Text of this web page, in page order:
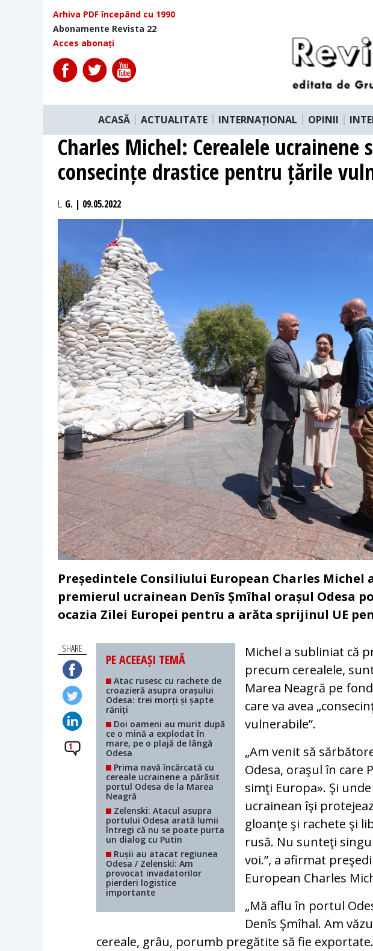
Arhiva PDF începând cu 1990
Abonamente Revista 22
Acces abonați
ACASĂ ACTUALITATE INTERNAȚIONAL OPINII
Charles Michel: Cerealele ucrainene
consecințe drastice pentru țările
L. G. | 09.05.2022
Președintele Consiliului European Charles
premierul ucrainean Denîs Șmîhal orașul Odesa
ocazia Zilei Europei pentru a arăta sprijinul UE
SHARE
1
PE ACEEAȘI TEMĂ
Atac rusesc cu rachete de
croazieră asupra orașului
Odesa: trei morți și șapte
răniți
Doi oameni au murit după
ce o mină a explodat în
mare, pe o plajă de lângă
Odesa
Prima navă încărcată cu
cereale ucrainene a părăsit
portul Odesa de la Marea
Neagră
Zelenski: Atacul asupra
portului Odesa arată lumii
întregi că nu se poate purta
un dialog cu Putin
Rușii au atacat regiunea
Odesa / Zelenski: Am
provocat invadatorilor
pierderi logistice
importante
Michel a subliniat că
precum cerealele,
Marea Neagră pe
care va avea
vulnerabile”.
„Am venit să
Odesa, oraşul în care
simţi Europa». Şi
ucrainean îşi
gloanţe şi rachete şi
rusă. Nu sunteţi
voi.”, a afirmat
European Charles
„Mă aflu în portul
Denîs Şmîhal. Am
cereale, grâu, porumb pregătite să fie